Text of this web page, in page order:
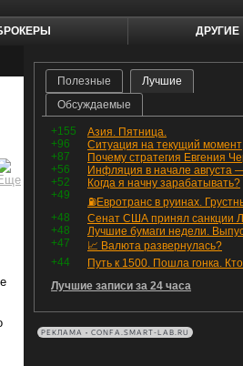
ДРУГИЕ
Полезные
Лучшие
Обсуждаемые
+155
Азия. Пятница.
+96
Ситуация на текущий момент
+87
+56
+52
Когда я начну зарабатывать?
+49
+48
+48
+47
📈 Валюта развернулась?
+44
Лучшие записи за 24 часа
РЕКЛАМА • CONFA.SMART-LAB.RU